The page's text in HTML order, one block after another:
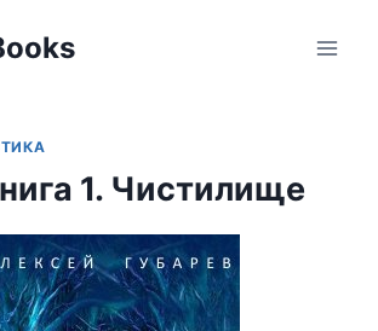
1. Чистилище